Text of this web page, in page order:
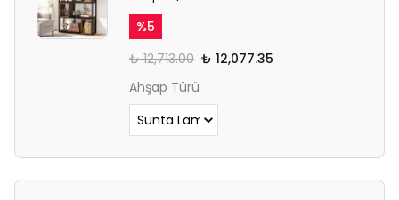
%5
₺ 12,713.00 ₺ 12,077.35
Ahşap Türü